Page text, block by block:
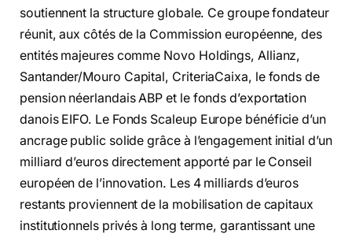
soutiennent la structure globale. Ce groupe fondateur
réunit, aux côtés de la Commission européenne, des
entités majeures comme Novo Holdings, Allianz,
Santander/Mouro Capital, CriteriaCaixa, le fonds de
pension néerlandais ABP et le fonds d’exportation
danois EIFO. Le Fonds Scaleup Europe bénéficie d’un
ancrage public solide grâce à l’engagement initial d’un
milliard d’euros directement apporté par le Conseil
européen de l’innovation. Les 4 milliards d’euros
restants proviennent de la mobilisation de capitaux
institutionnels privés à long terme, garantissant une